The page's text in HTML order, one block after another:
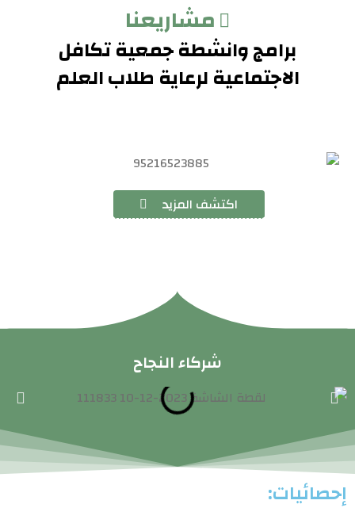
مشاريعنا
برامج وانشطة جمعية تكافل
الاجتماعية لرعاية طلاب العلم
اكتشف المزيد
شركاء النجاح
إحصائيات: